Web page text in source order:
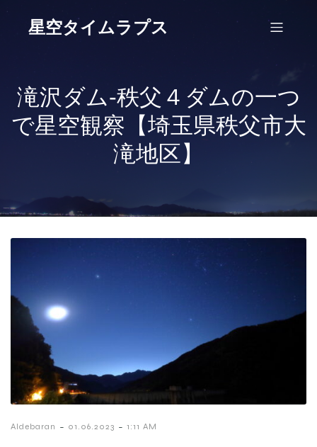
星空タイムラプス
滝沢ダム‐秩父４ダムの一つ
で星空観察【埼玉県秩父市大
滝地区】
Aldebaran - 01.06.2023 - 1:11 AM